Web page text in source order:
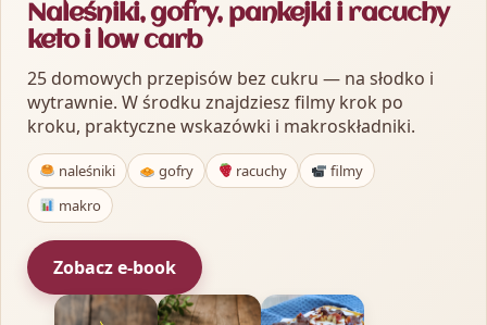
Naleśniki, gofry, pankejki i racuchy
keto i low carb
25 domowych przepisów bez cukru — na słodko i
wytrawnie. W środku znajdziesz filmy krok po
kroku, praktyczne wskazówki i makroskładniki.
naleśniki gofry racuchy
filmy
makro
Zobacz e-book